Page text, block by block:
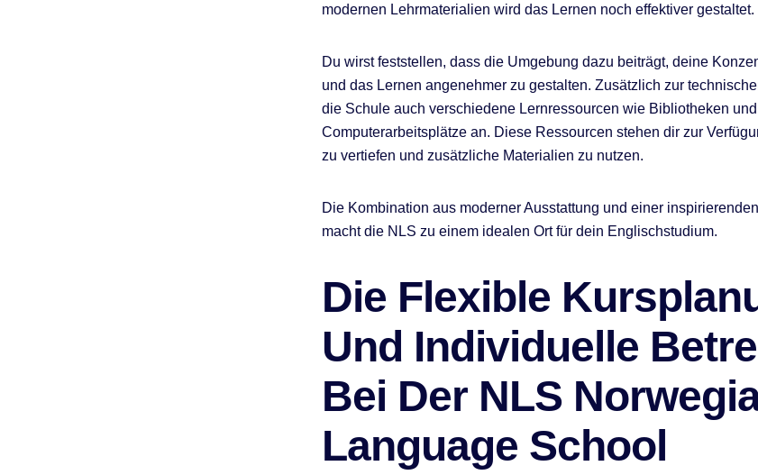
modernen Lehrmaterialien wird das Lernen noch effektiver gestaltet.
Du wirst feststellen, dass die Umgebung dazu beiträgt, deine
und das Lernen angenehmer zu gestalten. Zusätzlich zur
die Schule auch verschiedene Lernressourcen wie Bibliotheken und
Computerarbeitsplätze an. Diese Ressourcen stehen dir zur
zu vertiefen und zusätzliche Materialien zu nutzen.
Die Kombination aus moderner Ausstattung und einer
macht die NLS zu einem idealen Ort für dein Englischstudium.
Die Flexible
Und Individuelle
Bei Der NLS
Language School